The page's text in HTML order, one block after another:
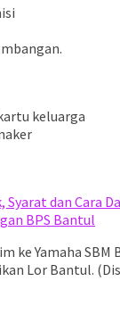
keluarga
Syarat dan Cara
BPS Bantul
ke Yamaha
Lor Bantul.